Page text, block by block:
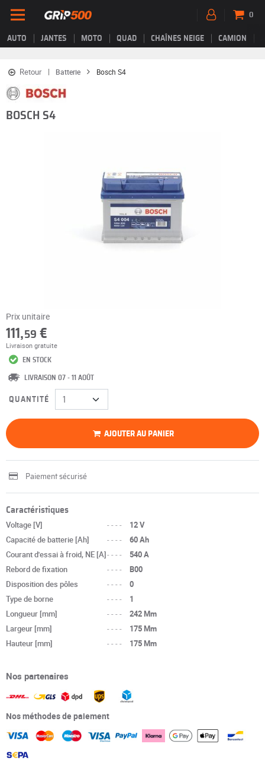
AUTO JANTES MOTO QUAD CHAÎNES NEIGE CAMION
0
Retour Batterie Bosch S4
BOSCH S4
Prix unitaire
111,59 €
Livraison gratuite
EN STOCK
LIVRAISON 07 - 11 AOÛT
QUANTITÉ
AJOUTER AU PANIER
Paiement sécurisé
Caractéristiques
Voltage [V] ----
12 V
Capacité de batterie [Ah]
----
60 Ah
Courant d'essai à froid, NE [A]----
540 A
Rebord de fixation
----
B00
Disposition des pôles
----
0
Type de borne
----
1
Longueur [mm]
----
242 Mm
Largeur [mm]
----
175 Mm
Hauteur [mm]
---- 175 Mm
Nos partenaires
Nos méthodes de paiement